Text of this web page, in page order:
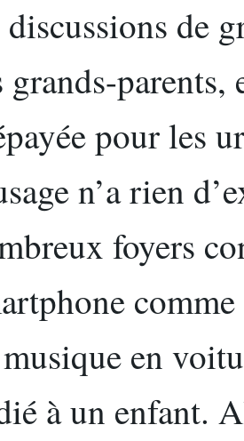
de
grands-
pour les
n’a rien
foyers
en
à un enfant.